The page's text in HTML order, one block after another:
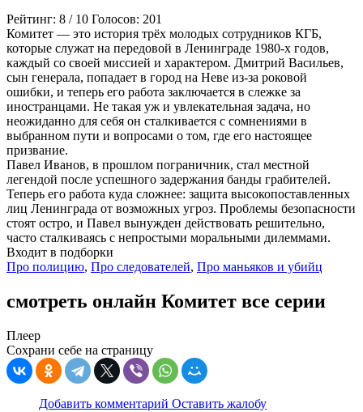
Рейтинг: 8 / 10 Голосов: 201
Комитет — это история трёх молодых сотрудников КГБ,
которые служат на передовой в Ленинграде 1980-х годов,
каждый со своей миссией и характером. Дмитрий Васильев,
сын генерала, попадает в город на Неве из-за роковой
ошибки, и теперь его работа заключается в слежке за
иностранцами. Не такая уж и увлекательная задача, но
неожиданно для себя он сталкивается с сомнениями в
выбранном пути и вопросами о том, где его настоящее
призвание.
Павел Иванов, в прошлом пограничник, стал местной
легендой после успешного задержания банды грабителей.
Теперь его работа куда сложнее: защита высокопоставленных
лиц Ленинграда от возможных угроз. Проблемы безопасности
стоят остро, и Павел вынужден действовать решительно,
часто сталкиваясь с непростыми моральными дилеммами.
Входит в подборки
Про полицию, Про следователей, Про маньяков и убийц
смотреть онлайн Комитет все серии
Плеер
Сохрани себе на страницу
Добавить комментарий Оставить жалобу